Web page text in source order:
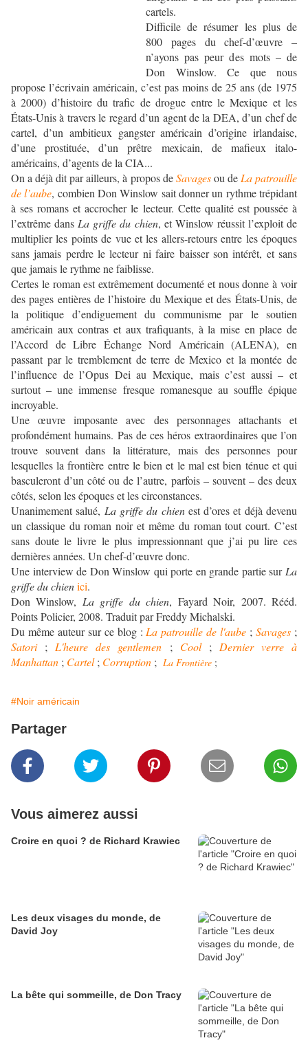
cartels.
Difficile de résumer les plus de
800 pages du chef-d’œuvre –
n’ayons pas peur des mots – de
Don Winslow. Ce que nous
propose l’écrivain américain, c’est pas moins de 25 ans (de 1975
à 2000) d’histoire du trafic de drogue entre le Mexique et les
États-Unis à travers le regard d’un agent de la DEA, d’un chef de
cartel, d’un ambitieux gangster américain d’origine irlandaise,
d’une prostituée, d’un prêtre mexicain, de mafieux italo-
américains, d’agents de la CIA...
On a déjà dit par ailleurs, à propos deSavagesou de La patrouille
de l’aube, combien Don Winslow sait donner un rythme trépidant
à ses romans et accrocher le lecteur. Cette qualité est poussée à
l’extrême dans La griffe du chien, et Winslow réussit l’exploit de
multiplier les points de vue et les allers-retours entre les époques
sans jamais perdre le lecteur ni faire baisser son intérêt, et sans
que jamais le rythme ne faiblisse.
Certes le roman est extrêmement documenté et nous donne à voir
des pages entières de l’histoire du Mexique et des États-Unis, de
la politique d’endiguement du communisme par le soutien
américain aux contras et aux trafiquants, à la mise en place de
l’Accord de Libre Échange Nord Américain (ALENA), en
passant par le tremblement de terre de Mexico et la montée de
l’influence de l’Opus Dei au Mexique, mais c’est aussi – et
surtout – une immense fresque romanesque au souffle épique
incroyable.
Une œuvre imposante avec des personnages attachants et
profondément humains. Pas de ces héros extraordinaires que l’on
trouve souvent dans la littérature, mais des personnes pour
lesquelles la frontière entre le bien et le mal est bien ténue et qui
basculeront d’un côté ou de l’autre, parfois – souvent – des deux
côtés, selon les époques et les circonstances.
Unanimement salué, La griffe du chienest d’ores et déjà devenu
un classique du roman noir et même du roman tout court. C’est
sans doute le livre le plus impressionnant que j’ai pu lire ces
dernières années. Un chef-d’œuvre donc.
Une interview de Don Winslow qui porte en grande partie sur La
griffe du chienici.
Don Winslow, La griffe du chien, Fayard Noir, 2007. Rééd.
Points Policier, 2008. Traduit par Freddy Michalski.
Du même auteur sur ce blog : La patrouille de l'aube ;Savages ;
Satori; L'heure des gentlemen ; Cool; Dernier verre à
Manhattan ; Cartel; Corruption ; La Frontière ;
#Noir américain
Partager
Vous aimerez aussi
Croire en quoi ? de Richard Krawiec
Les deux visages du monde, de
David Joy
La bête qui sommeille, de Don Tracy